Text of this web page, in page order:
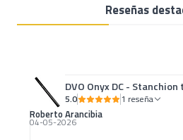
Reseñas
DVO Onyx DC - Stanchion
5.0 1 reseña
Roberto Arancibia
04-05-2026